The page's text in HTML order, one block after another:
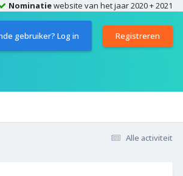
Nominatiewebsite van het jaar 2020 + 2021
gebruiker? Log in Registreren
Alle activiteit